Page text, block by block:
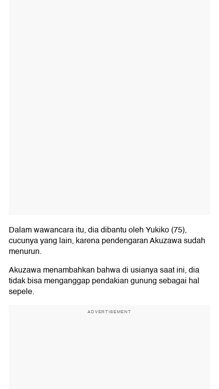
Dalam wawancara itu, dia dibantu oleh Yukiko (75),
cucunya yang lain, karena pendengaran Akuzawa sudah
menurun.
Akuzawa menambahkan bahwa di usianya saat ini, dia
tidak bisa menganggap pendakian gunung sebagai hal
sepele.
ADVERTISEMENT